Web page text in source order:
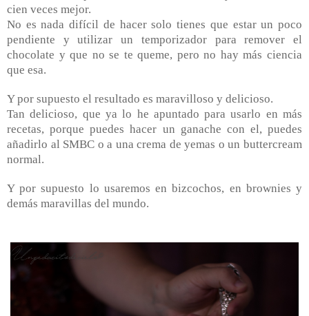
cien veces mejor.
No es nada difícil de hacer solo tienes que estar un poco
pendiente y utilizar un temporizador para remover el
chocolate y que no se te queme, pero no hay más ciencia
que esa.
Y por supuesto el resultado es maravilloso y delicioso.
Tan delicioso, que ya lo he apuntado para usarlo en más
recetas, porque puedes hacer un ganache con el, puedes
añadirlo al SMBC o a una crema de yemas o un buttercream
normal.
Y por supuesto lo usaremos en bizcochos, en brownies y
demás maravillas del mundo.